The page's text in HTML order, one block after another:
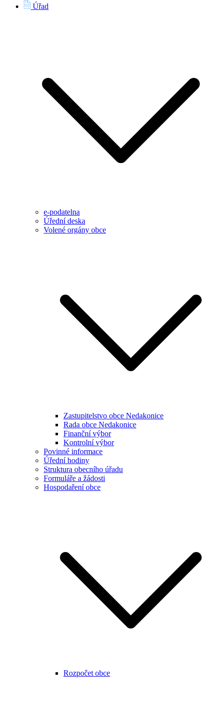
Úřad
e-podatelna
Úřední deska
Volené orgány obce
Zastupitelstvo obce Nedakonice
Rada obce Nedakonice
Finanční výbor
Kontrolní výbor
Povinné informace
Úřední hodiny
Struktura obecního úřadu
Formuláře a žádosti
Hospodaření obce
Rozpočet obce